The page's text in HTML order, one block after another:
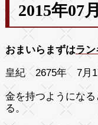
2015年07
おまいらまずはラ
皇紀 2675年 7月
金を持つようにな
る。